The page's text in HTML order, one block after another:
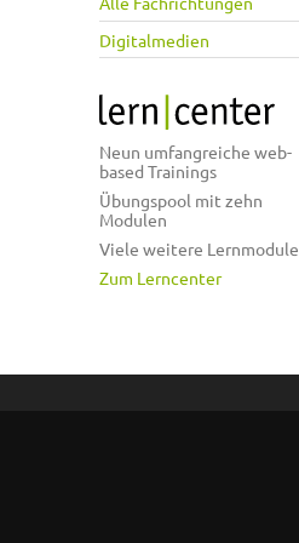
Digitalmedien
Neun umfangreiche web-
based Trainings
Übungspool mit zehn
Modulen
Viele weitere Lernmodule
Zum Lerncenter